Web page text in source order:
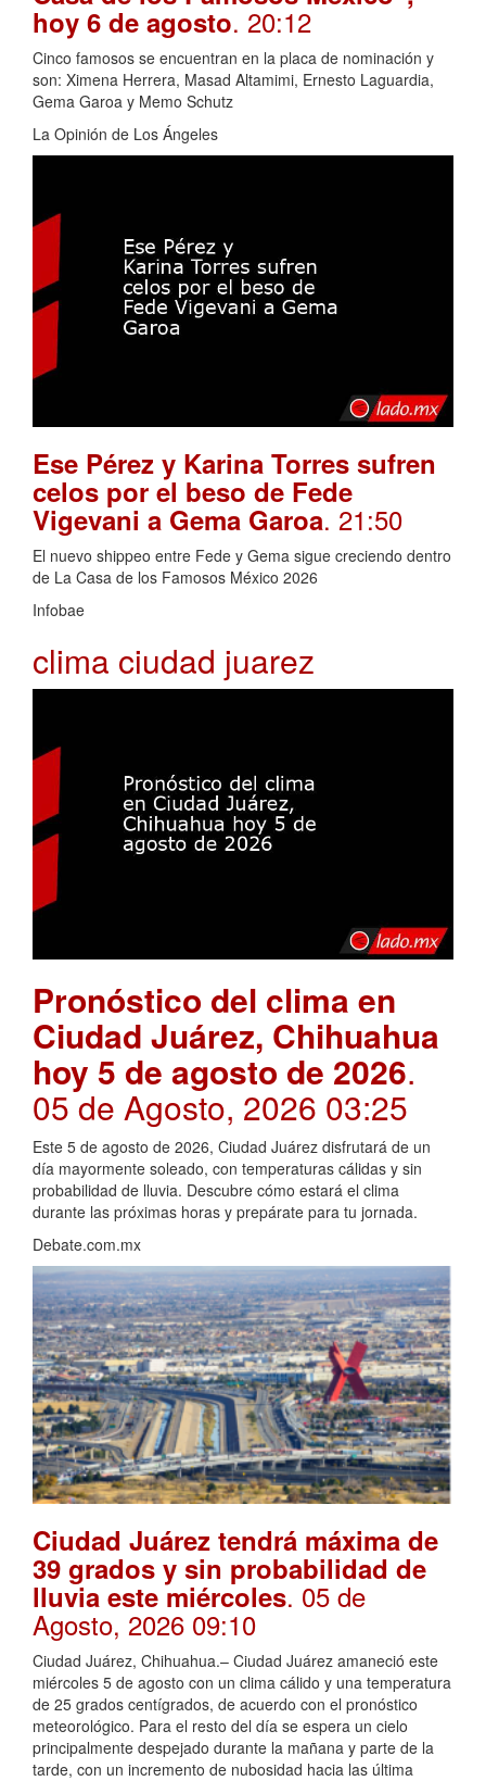
hoy 6 de agosto. 20:12
Cinco famosos se encuentran en la placa de nominación y
son: Ximena Herrera, Masad Altamimi, Ernesto Laguardia,
Gema Garoa y Memo Schutz
La Opinión de Los Ángeles
Ese Pérez y Karina Torres sufren
celos por el beso de Fede
Vigevani a Gema Garoa. 21:50
El nuevo shippeo entre Fede y Gema sigue creciendo dentro
de La Casa de los Famosos México 2026
Infobae
clima ciudad juarez
Pronóstico del clima en
Ciudad Juárez, Chihuahua
hoy 5 de agosto de 2026.
05 de Agosto, 2026 03:25
Este 5 de agosto de 2026, Ciudad Juárez disfrutará de un
día mayormente soleado, con temperaturas cálidas y sin
probabilidad de lluvia. Descubre cómo estará el clima
durante las próximas horas y prepárate para tu jornada.
Debate.com.mx
Ciudad Juárez tendrá máxima de
39 grados y sin probabilidad de
lluvia este miércoles. 05 de
Agosto, 2026 09:10
Ciudad Juárez, Chihuahua.– Ciudad Juárez amaneció este
miércoles 5 de agosto con un clima cálido y una temperatura
de 25 grados centígrados, de acuerdo con el pronóstico
meteorológico. Para el resto del día se espera un cielo
principalmente despejado durante la mañana y parte de la
tarde, con un incremento de nubosidad hacia las última